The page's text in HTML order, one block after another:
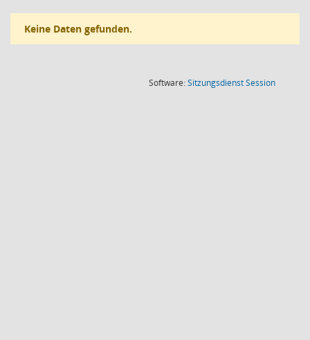
Keine Daten gefunden.
Software:SitzungsdienstSession(Wird in